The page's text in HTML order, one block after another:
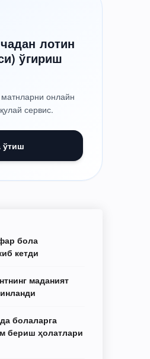
лотин
ўгириш
онлайн
сервис.
ўтиш
бола
кетди
маданият
болаларга
бериш ҳолатлари